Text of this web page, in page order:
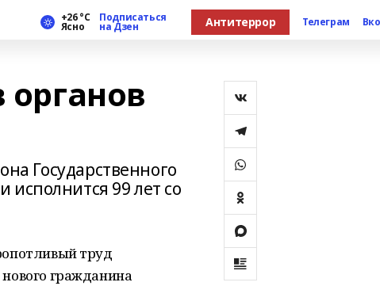
+26 °С
Ясно
Подписаться
на Дзен Антитеррор Телеграм
Государственного
99 лет со
труд
гражданина